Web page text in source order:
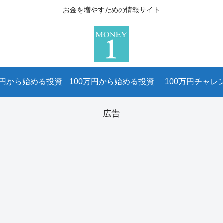
お金を増やすための情報サイト
から始める投資 100万円から始める投資 100万円チャレ
広告